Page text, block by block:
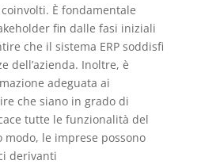
È fondamentale
fin dalle fasi iniziali
che il sistema ERP soddisfi
dell’azienda. Inoltre, è
adeguata ai
che siano in grado di
tutte le funzionalità del
modo, le imprese possono
derivanti